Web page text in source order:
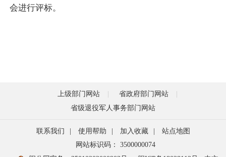
会进行评标。
上级部门网站
省政府部门网站
省级退役军人事务部门网站
联系我们 使用帮助 加入收藏
站点地图
网站标识码： 3500000074